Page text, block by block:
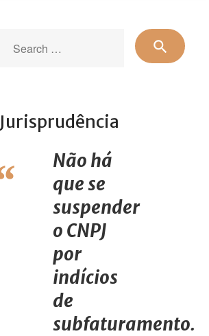
for:
search
Jurisprudência
Não há
que se
suspender
o CNPJ
por
indícios
de
subfaturamento.